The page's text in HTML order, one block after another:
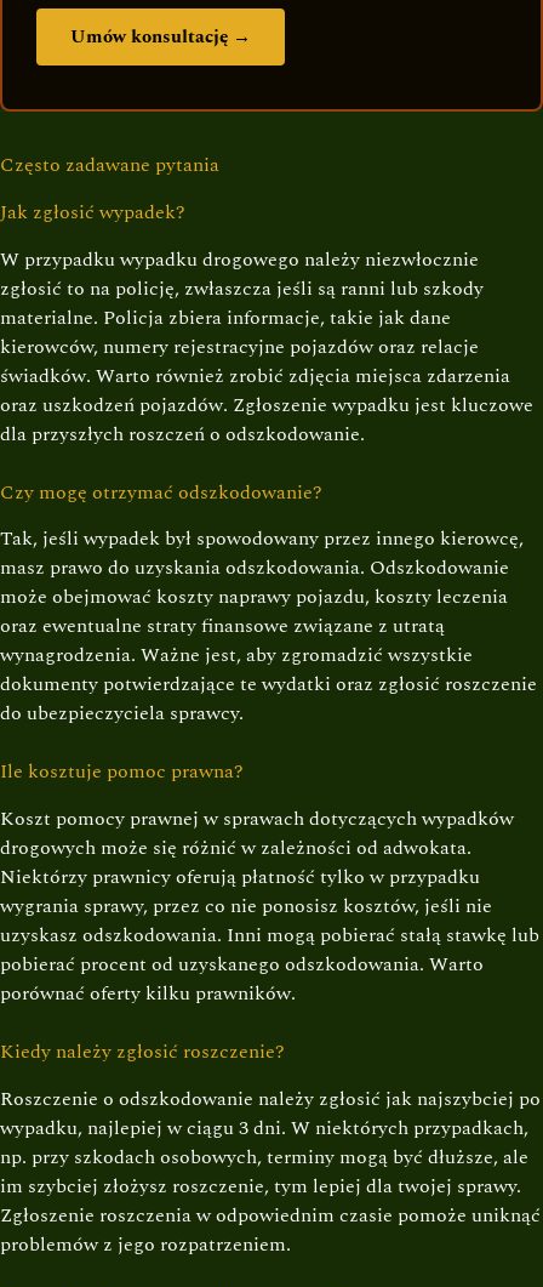
Umów konsultację →
Często zadawane pytania
Jak zgłosić wypadek?
W przypadku wypadku drogowego należy niezwłocznie
zgłosić to na policję, zwłaszcza jeśli są ranni lub szkody
materialne. Policja zbiera informacje, takie jak dane
kierowców, numery rejestracyjne pojazdów oraz relacje
świadków. Warto również zrobić zdjęcia miejsca zdarzenia
oraz uszkodzeń pojazdów. Zgłoszenie wypadku jest kluczowe
dla przyszłych roszczeń o odszkodowanie.
Czy mogę otrzymać odszkodowanie?
Tak, jeśli wypadek był spowodowany przez innego kierowcę,
masz prawo do uzyskania odszkodowania. Odszkodowanie
może obejmować koszty naprawy pojazdu, koszty leczenia
oraz ewentualne straty finansowe związane z utratą
wynagrodzenia. Ważne jest, aby zgromadzić wszystkie
dokumenty potwierdzające te wydatki oraz zgłosić roszczenie
do ubezpieczyciela sprawcy.
Ile kosztuje pomoc prawna?
Koszt pomocy prawnej w sprawach dotyczących wypadków
drogowych może się różnić w zależności od adwokata.
Niektórzy prawnicy oferują płatność tylko w przypadku
wygrania sprawy, przez co nie ponosisz kosztów, jeśli nie
uzyskasz odszkodowania. Inni mogą pobierać stałą stawkę lub
pobierać procent od uzyskanego odszkodowania. Warto
porównać oferty kilku prawników.
Kiedy należy zgłosić roszczenie?
Roszczenie o odszkodowanie należy zgłosić jak najszybciej po
wypadku, najlepiej w ciągu 3 dni. W niektórych przypadkach,
np. przy szkodach osobowych, terminy mogą być dłuższe, ale
im szybciej złożysz roszczenie, tym lepiej dla twojej sprawy.
Zgłoszenie roszczenia w odpowiednim czasie pomoże uniknąć
problemów z jego rozpatrzeniem.